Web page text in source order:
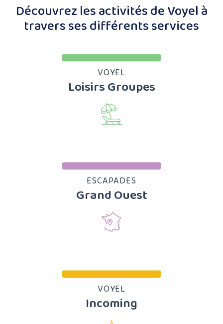
Découvrez les activités de Voyel à
travers ses différents services
VOYEL
Loisirs Groupes
ESCAPADES
Grand Ouest
VOYEL
Incoming